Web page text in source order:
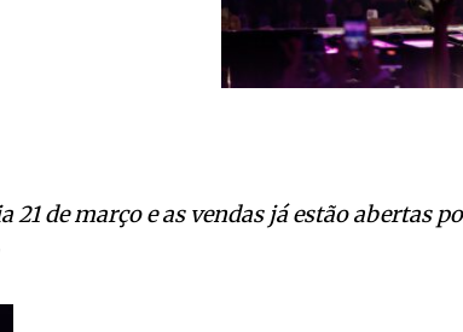
de março e as vendas já estão abertas